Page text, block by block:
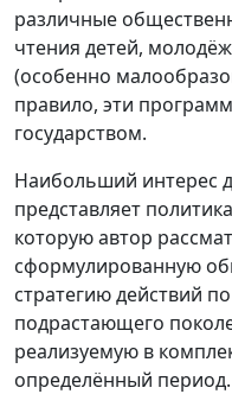
различные
чтения детей,
(особенно
правило, эти
государством.
Наибольший интерес
представляет
которую автор
сформулированную
стратегию действий
подрастающего
реализуемую в
определённый период.